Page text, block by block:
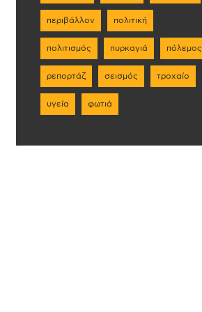
περιβάλλον πολιτική
πολιτισμός πυρκαγιά πόλεμος
ρεπορτάζ σεισμός τροχαίο
υγεία φωτιά